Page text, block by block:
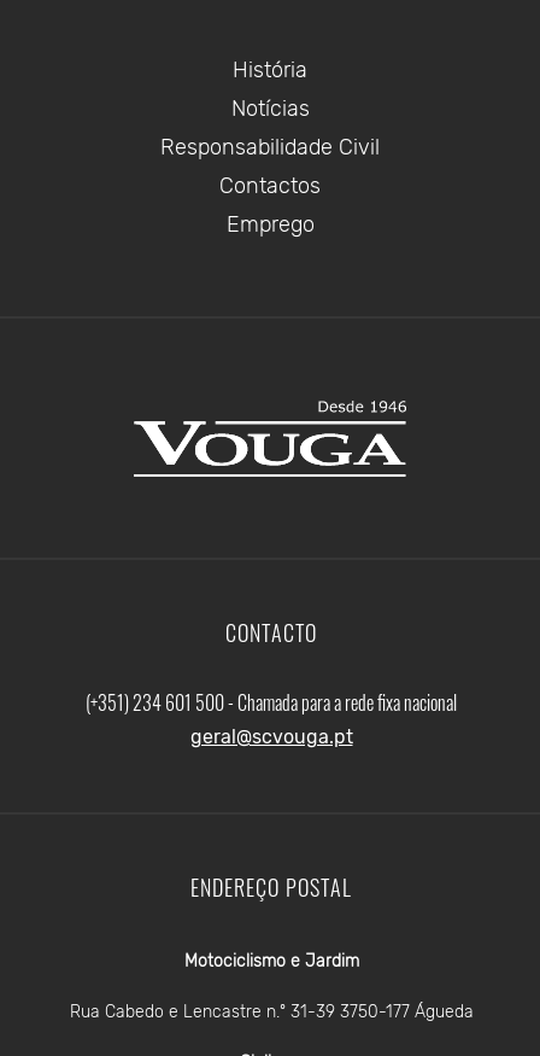
História
Notícias
Responsabilidade Civil
Contactos
Emprego
CONTACTO
(+351) 234 601 500 - Chamada para a rede fixa nacional
geral@scvouga.pt
ENDEREÇO POSTAL
Motociclismo e Jardim
Rua Cabedo e Lencastre n.º 31-39 3750-177 Águeda